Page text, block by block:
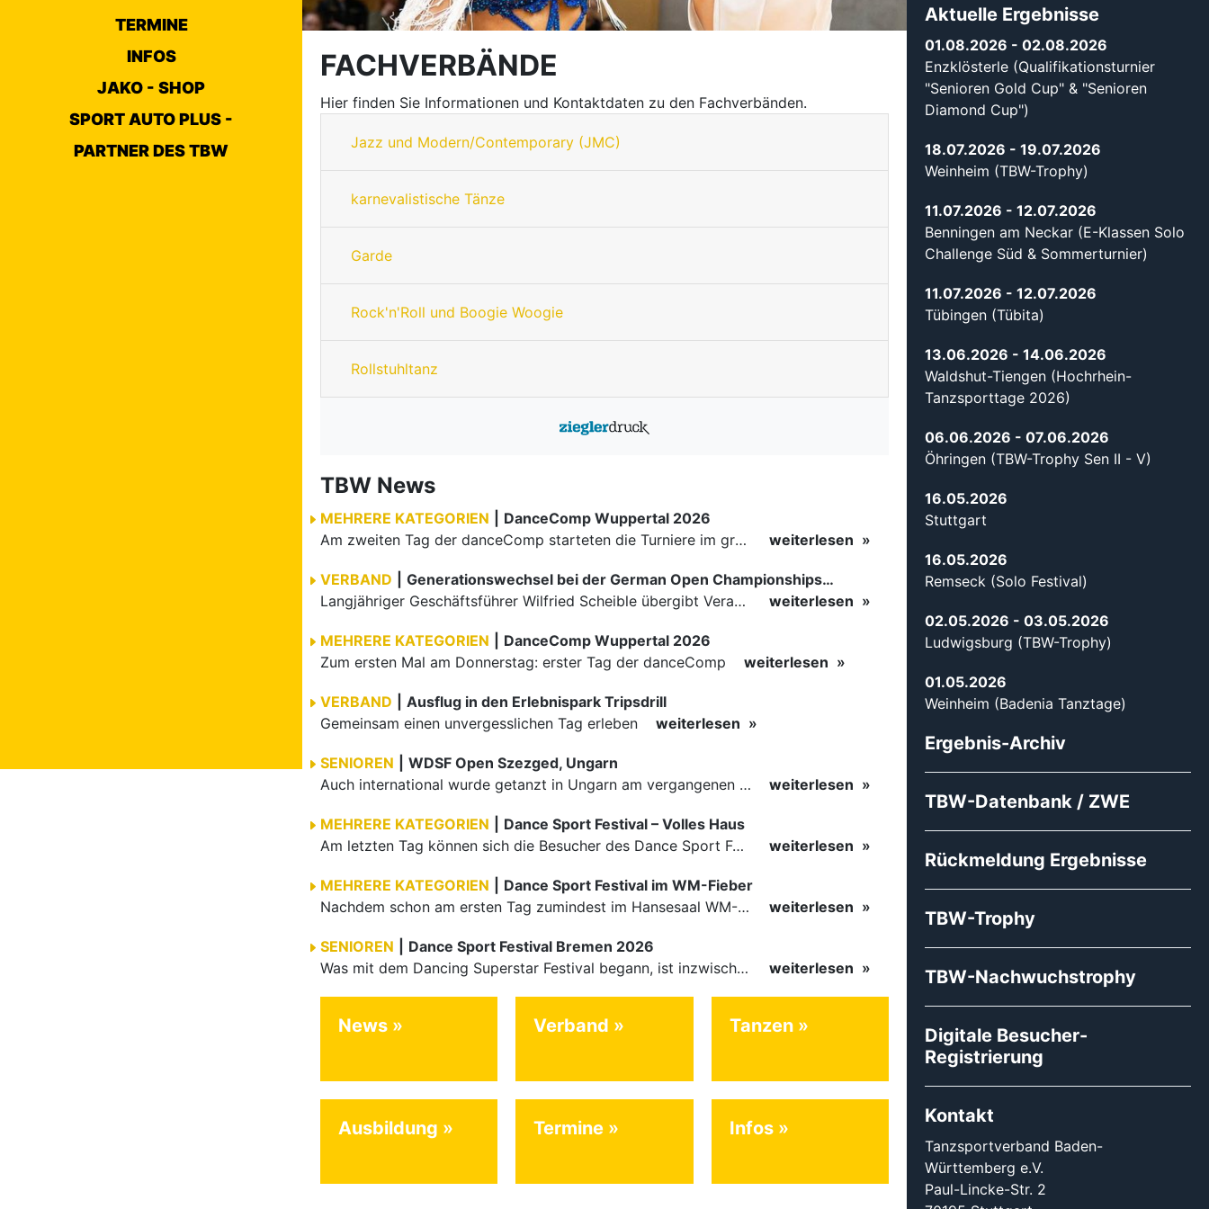
TERMINE
INFOS
JAKO - SHOP
SPORT AUTO PLUS -
PARTNER DES TBW
FACHVERBÄNDE
Hier finden Sie Informationen und Kontaktdaten zu den Fachverbänden.
Jazz und Modern/Contemporary (JMC)
karnevalistische Tänze
Garde
Rock'n'Roll und Boogie Woogie
Rollstuhltanz
TBW News
MEHRERE KATEGORIEN
DanceComp Wuppertal 2026
Am zweiten Tag der danceComp starteten die Turniere im großen Saal. Den Auftakt machte das größte Feld des Wochenendes: Im WDSF Open Senior III Standard gingen 141 Paare aufs Parkett.
weiterlesen
VERBAND
Generationswechsel bei der German Open Championships…
Langjähriger Geschäftsführer Wilfried Scheible übergibt Verantwortung an Stephen Harnisch und Bernd Roßnagel Stuttgart, den 30. Juni 2026.
weiterlesen
MEHRERE KATEGORIEN
DanceComp Wuppertal 2026
Zum ersten Mal am Donnerstag: erster Tag der danceComp
weiterlesen
VERBAND
Ausflug in den Erlebnispark Tripsdrill
Gemeinsam einen unvergesslichen Tag erleben
weiterlesen
SENIOREN
WDSF Open Szezged, Ungarn
Auch international wurde getanzt in Ungarn am vergangenen Wochenende
weiterlesen
MEHRERE KATEGORIEN
Dance Sport Festival – Volles Haus
Am letzten Tag können sich die Besucher des Dance Sport Festivals erneut auf internationale Festivalatmosphäre freuen. Die knapp 1200 Aktiven vertreten mit Deutschland 43 Nationen. Mit Paaren aus 15…
weiterlesen
MEHRERE KATEGORIEN
Dance Sport Festival im WM-Fieber
Nachdem schon am ersten Tag zumindest im Hansesaal WM-Stimmung vom Feinsten herrschte, werden am Samstag nicht nur Tänzerinnen und Tänzer der Junioren die Stimmung ordentlich anheizen. Es erwartet alle -…
weiterlesen
SENIOREN
Dance Sport Festival Bremen 2026
Was mit dem Dancing Superstar Festival begann, ist inzwischen mit dem Dance Sport Festival Bremen zu einer festen Institution geworden. Zum fünften Mal treffen sich Paare, Funktionäre und Gäste zu diesem…
weiterlesen
News Verband Tanzen
Ausbildung Termine Infos
Aktuelle Ergebnisse
01.08.2026 - 02.08.2026
Enzklösterle (Qualifikationsturnier
"Senioren Gold Cup" & "Senioren
Diamond Cup")
18.07.2026 - 19.07.2026
Weinheim (TBW-Trophy)
11.07.2026 - 12.07.2026
Benningen am Neckar (E-Klassen Solo
Challenge Süd & Sommerturnier)
11.07.2026 - 12.07.2026
Tübingen (Tübita)
13.06.2026 - 14.06.2026
Waldshut-Tiengen (Hochrhein-
Tanzsporttage 2026)
06.06.2026 - 07.06.2026
Öhringen (TBW-Trophy Sen II - V)
16.05.2026
Stuttgart
16.05.2026
Remseck (Solo Festival)
02.05.2026 - 03.05.2026
Ludwigsburg (TBW-Trophy)
01.05.2026
Weinheim (Badenia Tanztage)
Ergebnis-Archiv
TBW-Datenbank / ZWE
Rückmeldung Ergebnisse
TBW-Trophy
TBW-Nachwuchstrophy
Digitale Besucher-
Registrierung
Kontakt
Tanzsportverband Baden-
Württemberg e.V.
Paul-Lincke-Str. 2